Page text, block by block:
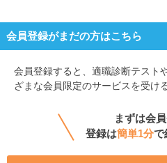
会員登録がまだの方はこちら
会員登録すると、 適職診断テスト
ざまな会員限定のサービスを受け
まずは会員
登録は簡単1分で